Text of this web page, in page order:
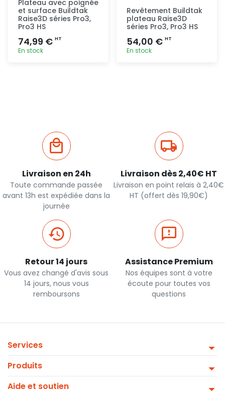
Plateau avec poignée
et surface Buildtak
Raise3D séries Pro3,
Pro3 HS
74,99 € HT
En stock
Revêtement Buildtak
plateau Raise3D
séries Pro3, Pro3 HS
54,00 € HT
En stock
Livraison en 24h
Toute commande passée
avant 13h est expédiée dans la
journée
Livraison dès 2,40€ HT
Livraison en point relais à 2,40€
HT (offert dès 19,90€)
Retour 14 jours
Vous avez changé d'avis sous
14 jours, nous vous
remboursons
Assistance Premium
Nos équipes sont à votre
écoute pour toutes vos
questions
Services
Produits
Aide et soutien